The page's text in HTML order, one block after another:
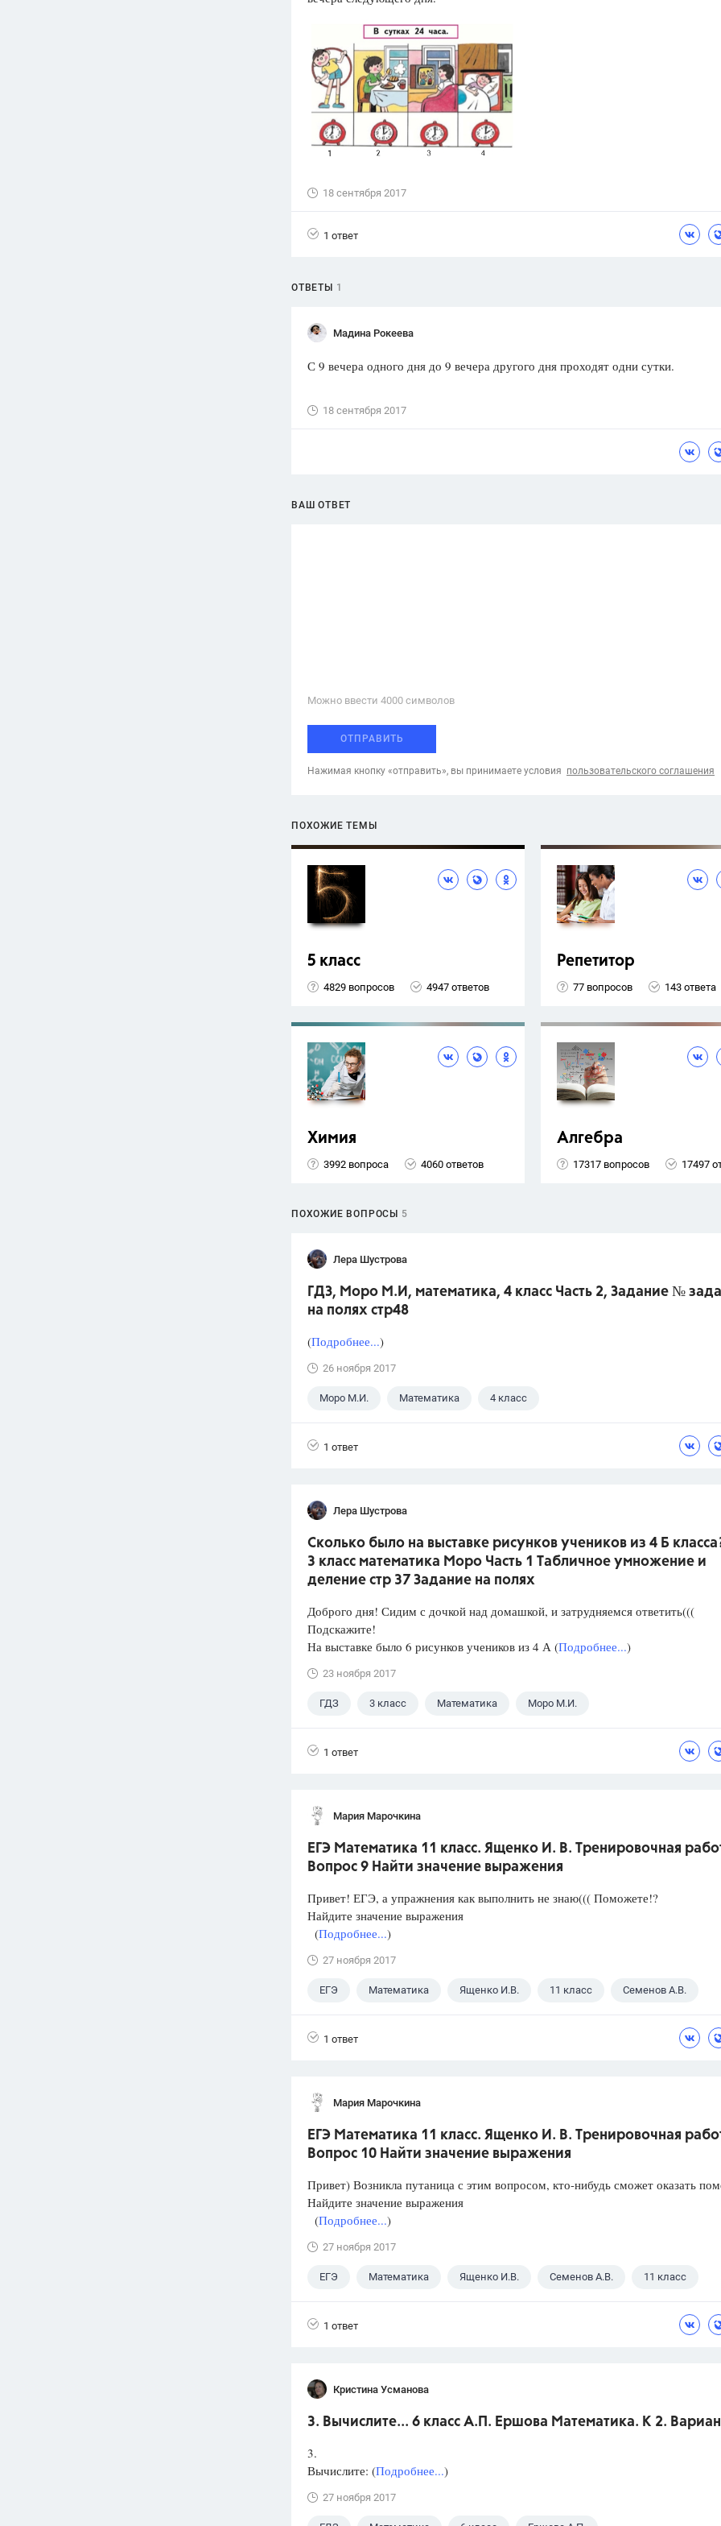
Олимпиады
ответа
Spotlight
ответ
18 сентября 2017
1 ответ
ОТВЕТЫ 1
Мадина Рокеева
С 9 вечера одного дня до 9 вечера другого дня проходят одни сутки.
18 сентября 2017
ВАШ ОТВЕТ
Можно ввести 4000 cимволов
ОТПРАВИТЬ
Нажимая кнопку «отправить», вы принимаете условия пользовательского соглашения
ПОХОЖИЕ ТЕМЫ
5 класс
4829 вопросов 4947 ответов
Репетитор
77 вопросов 143 ответа
Химия
3992 вопроса 4060 ответов
Алгебра
17317 вопросов 17497
ПОХОЖИЕ ВОПРОСЫ 5
Лера Шустрова
ГДЗ, Моро М.И, математика, 4 класс Часть 2, Задание №
на полях стр48
(Подробнее...)
26 ноября 2017
Моро М.И. Математика 4 класс
1 ответ
Лера Шустрова
Сколько было на выставке рисунков учеников из 4 Б
3 класс математика Моро Часть 1 Табличное умножение и
деление стр 37 Задание на полях
Доброго дня! Сидим с дочкой над домашкой, и затрудняемся ответить(((
Подскажите!
На выставке было 6 рисунков учеников из 4 А (Подробнее...)
23 ноября 2017
ГДЗ 3 класс Математика Моро М.И.
1 ответ
Мария Марочкина
ЕГЭ Математика 11 класс. Ященко И. В. Тренировочная
Вопрос 9 Найти значение выражения
Привет! ЕГЭ, а упражнения как выполнить не знаю((( Поможете!?
Найдите значение выражения
(Подробнее...)
27 ноября 2017
ЕГЭ Математика Ященко И.В. 11 класс Семенов А.В.
1 ответ
Мария Марочкина
ЕГЭ Математика 11 класс. Ященко И. В. Тренировочная
Вопрос 10 Найти значение выражения
Привет) Возникла путаница с этим вопросом, кто-нибудь сможет оказать
Найдите значение выражения
(Подробнее...)
27 ноября 2017
ЕГЭ Математика Ященко И.В. Семенов А.В. 11 класс
1 ответ
Кристина Усманова
3. Вычислите... 6 класс А.П. Ершова Математика. К 2.
3.
Вычислите: (Подробнее...)
27 ноября 2017